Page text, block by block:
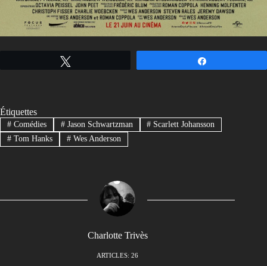
Étiquettes
#Comédies #Jason Schwartzman # Scarlett Johansson
#Tom Hanks #Wes Anderson
Charlotte Trivès
ARTICLES: 26